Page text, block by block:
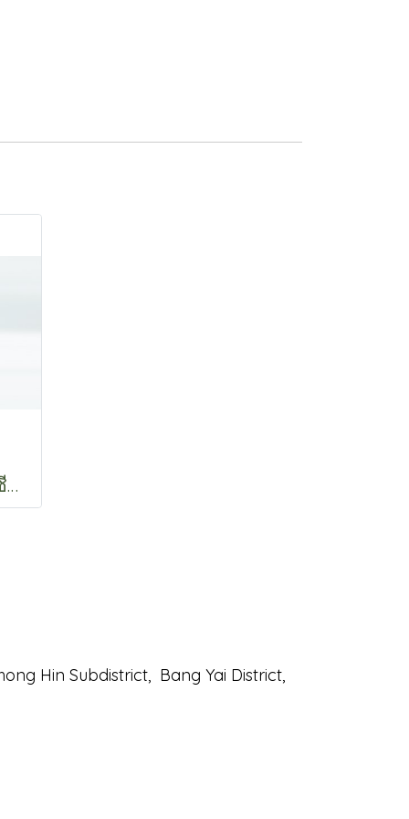
Bella Scar Serum (ซีรั่มลดรอยแผลเป็น) ขนาด 12 กรัม จากสารสกัดสมุนไพรไทย
Hin Subdistrict,
Bang Yai District,